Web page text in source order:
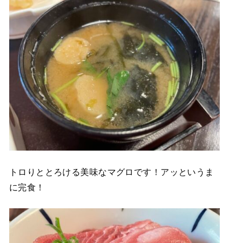
トロりととろける美味なマグロです！アッというま
に完食！